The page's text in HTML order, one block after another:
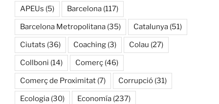
APEUs (5) Barcelona (117)
Barcelona Metropolitana (35) Catalunya (51)
Ciutats (36) Coaching (3) Colau (27)
Collboni (14) Comerç (46)
Comerç de Proximitat (7) Corrupció (31)
Ecologia (30) Economía (237)